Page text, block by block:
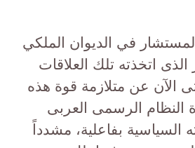
في الديوان الملكي
اتخذته تلك العلاقات
الآن عن متلازمة قوة هذه
النظام الرسمى العربى
السياسية بفاعلية، مشدداً